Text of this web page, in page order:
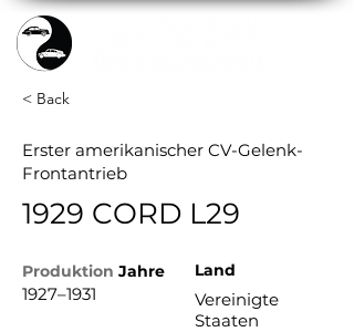
< Back
Erster amerikanischer CV-Gelenk-
Frontantrieb
1929 CORD L29
Produktion Jahre
1927–1931
Land
Vereinigte
Staaten